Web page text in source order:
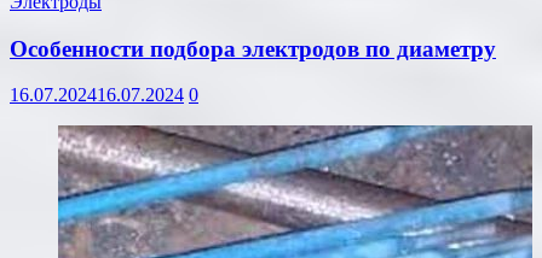
Особенности подбора электродов по диаметру
16.07.202416.07.2024 0